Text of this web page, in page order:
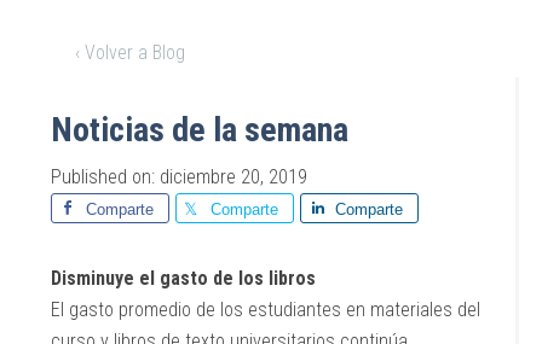
‹ Volver a Blog
Noticias de la semana
Published on: diciembre 20, 2019
Comparte Comparte Comparte
Disminuye el gasto de los libros
El gasto promedio de los estudiantes en materiales del